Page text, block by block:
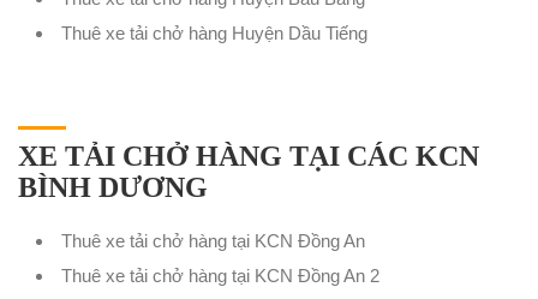
Thuê xe tải chở hàng Huyện Dầu Tiếng
XE TẢI CHỞ HÀNG TẠI CÁC KCN
BÌNH DƯƠNG
Thuê xe tải chở hàng tại KCN Đồng An
Thuê xe tải chở hàng tại KCN Đồng An 2